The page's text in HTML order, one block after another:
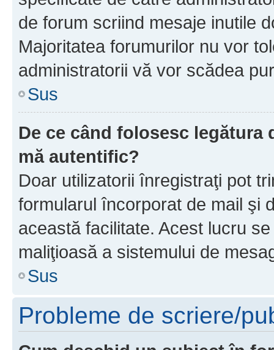
de forum scriind mesaje inutile
Majoritatea forumurilor nu vor
administratorii vă vor scădea
Sus
De ce când folosesc
mă autentific?
Doar utilizatorii înregistraţi pot
formularul încorporat de mail şi
această facilitate. Acest lucru
maliţioasă a sistemului de
Sus
Probleme de scriere/